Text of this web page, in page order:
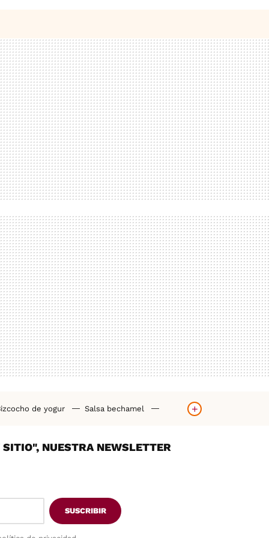
de yogur
Salsa bechamel
SITIO", NUESTRA NEWSLETTER
SUSCRIBIR